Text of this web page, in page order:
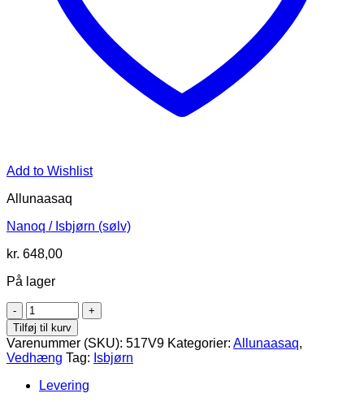
Add to Wishlist
Allunaasaq
Nanoq / Isbjørn (sølv)
kr. 648,00
På lager
Nanoq
/
Isbjørn
(sølv)
antal
Tilføj til kurv
Varenummer (SKU): 517V9 Kategorier: Allunaasaq,
Vedhæng Tag: Isbjørn
Levering